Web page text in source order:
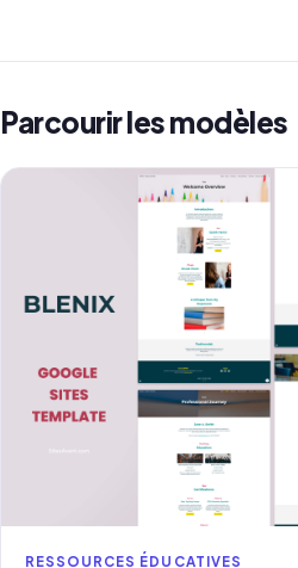
Parcourir les modèles
RESSOURCES ÉDUCATIVES